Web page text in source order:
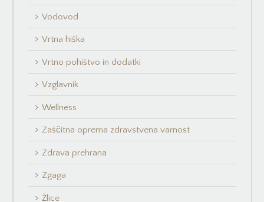
Vodovod
Vrtna hiška
Vrtno pohištvo in dodatki
Vzglavnik
Wellness
Zaščitna oprema zdravstvena varnost
Zdrava prehrana
Zgaga
Žlice